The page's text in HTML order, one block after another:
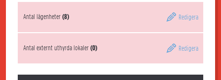
Antal lägenheter(8) Redigera
Antal externt uthyrda lokaler(0) Redigera